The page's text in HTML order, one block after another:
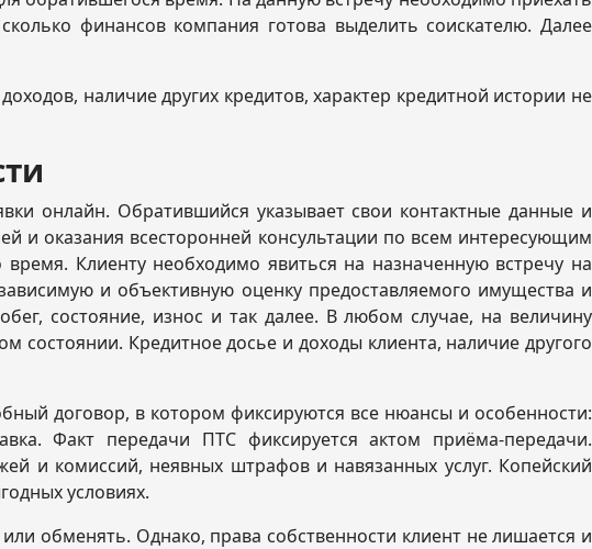
финансов компания готова выделить соискателю. Далее
наличие других кредитов, характер кредитной истории не
онлайн. Обратившийся указывает свои контактные данные и
и оказания всесторонней консультации по всем интересующим
Клиенту необходимо явиться на назначенную встречу на
и объективную оценку предоставляемого имущества и
состояние, износ и так далее. В любом случае, на величину
состоянии. Кредитное досье и доходы клиента, наличие другого
договор, в котором фиксируются все нюансы и особенности:
Факт передачи ПТС фиксируется актом приёма-передачи.
и комиссий, неявных штрафов и навязанных услуг. Копейский
условиях.
обменять. Однако, права собственности клиент не лишается и